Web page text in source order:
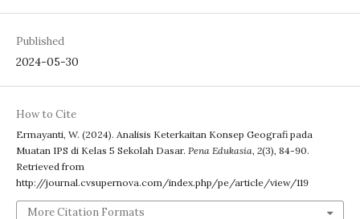
Published
2024-05-30
How to Cite
Ermayanti, W. (2024). Analisis Keterkaitan Konsep Geografi pada
Muatan IPS di Kelas 5 Sekolah Dasar. Pena Edukasia, 2(3), 84-90.
Retrieved from
http://journal.cvsupernova.com/index.php/pe/article/view/119
More Citation Formats